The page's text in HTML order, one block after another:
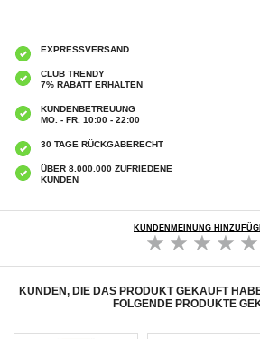
EXPRESSVERSAND
CLUB TRENDY
7% RABATT ERHALTEN
KUNDENBETREUUNG
MO. - FR. 10:00 - 22:00
30 TAGE RÜCKGABERECHT
ÜBER 8.000.000 ZUFRIEDENE
KUNDEN
KUNDENMEINUNG
KUNDEN, DIE DAS PRODUKT GEKAUFT
FOLGENDE PRODUKTE